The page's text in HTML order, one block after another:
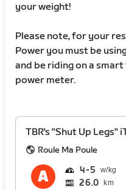
your weight!
Please note, for your
Power you must be
and be riding on a
power meter.
TBR's "Shut Up Legs"
Roule Ma Poule
4 5
26.0 km